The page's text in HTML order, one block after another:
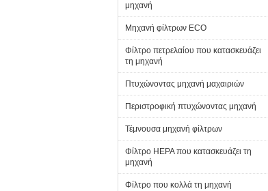
μηχανή
Μηχανή φίλτρων ECO
Φίλτρο πετρελαίου που κατασκευάζει
τη μηχανή
Πτυχώνοντας μηχανή μαχαιριών
Περιστροφική πτυχώνοντας μηχανή
Τέμνουσα μηχανή φίλτρων
Φίλτρο HEPA που κατασκευάζει τη
μηχανή
Φίλτρο που κολλά τη μηχανή